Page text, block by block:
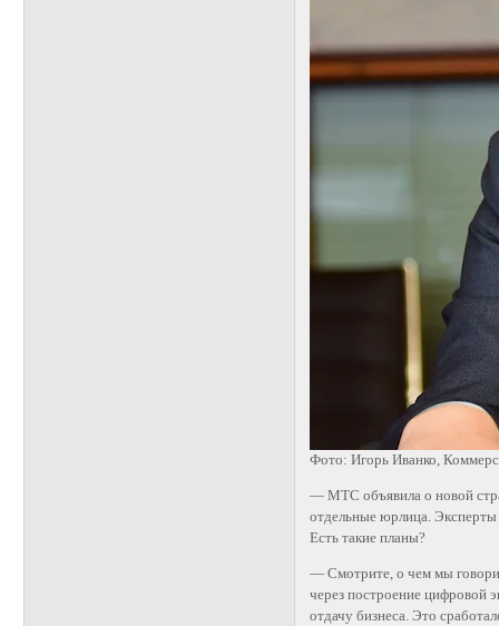
Фото: Игорь Иванко,
— МТС объявила о новой
отдельные юрлица. Эксперты
Есть такие планы?
— Смотрите, о чем мы
через построение цифровой
отдачу бизнеса. Это